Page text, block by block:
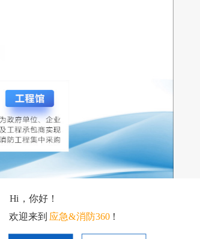
Hi，你好！
欢迎来到                       ！
应急&消防360